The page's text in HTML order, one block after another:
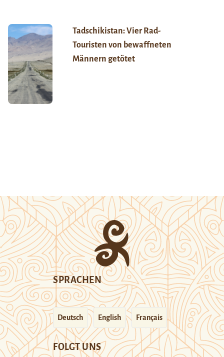
Tadschikistan: Vier Rad-
Touristen von bewaffneten
Männern getötet
SPRACHEN
Deutsch English Français
FOLGT UNS